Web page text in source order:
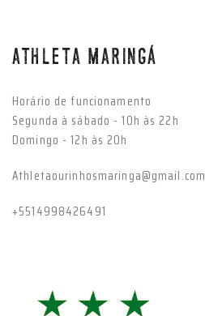
Anterior
ATHLETA MARINGÁ
Horário de funcionamento
Segunda à sábado - 10h às 22h
Domingo - 12h às 20h
Athletaourinhosmaringa@gmail.com
+5514998426491